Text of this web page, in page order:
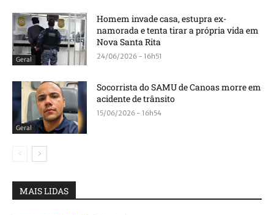
Geral
Homem invade casa, estupra ex-
namorada e tenta tirar a própria vida em
Nova Santa Rita
24/06/2026 - 16h51
Geral
Socorrista do SAMU de Canoas morre em
acidente de trânsito
15/06/2026 - 16h54
MAIS LIDAS